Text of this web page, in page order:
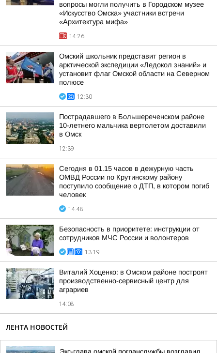
вопросы могли получить в Городском музее
«Искусство Омска» участники встречи
«Архитектура мифа»
14:26
Омский школьник представит регион в
арктической экспедиции «Ледокол знаний» и
установит флаг Омской области на Северном
полюсе
12:30
Пострадавшего в Большереченском районе
10-летнего мальчика вертолетом доставили
в Омск
12:39
Сегодня в 01.15 часов в дежурную часть
ОМВД России по Крутинскому району
поступило сообщение о ДТП, в котором погиб
человек
14:48
Безопасность в приоритете: инструкции от
сотрудников МЧС России и волонтеров
13:19
Виталий Хоценко: в Омском районе построят
производственно-сервисный центр для
аграриев
14:08
ЛЕНТА НОВОСТЕЙ